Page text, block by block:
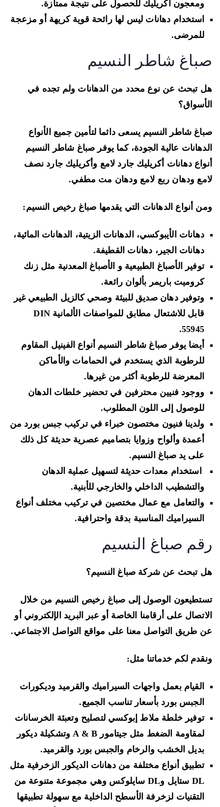
ومعجون أكريليك للحصول على نتيجة ممتازة.
استخدام دهانات ليس لها رائحة قوية كريهة أو مزعجة
للمرضى.
شاطر النسيم
تبحث عن نوع محدد من الدهانات ولم تجده في
شاطر النسيم يسعى دائما لتأمين جميع الأنواع
عالية الجودة، كما يوفر صباغ شاطر النسيم
دهانات أكريليك جارد لامع وأكريليك جارد نصف
ودهان ربع لامع ودهان مت مطفي.
أنواع الدهانات التي يقدمها صباغ رخيص النسيم:
دهانات الأيبوكسي، الدهانات الزيتية، الدهانات المائية،
دهانات الجير، دهانات القطيفة.
توفير الأصباغ الطبيعية و الأصباغ المعدنية مثل زنك
كروميت باريمر بألوان رائعة.
وتوفير دهان صديق للبيئة وصحي كالزيل الطبيعي غير
قابل للاشتعال مطابق للمواصفات الألمانية DIN
55945.
أيضا يوفر صباغ شاطر النسيم أنواع الفينيل المقاوم
للرطوبة الذي يستخدم في الحمامات والأماكن
المعرضة للرطوبة أكثر من غيرها.
ووجود فنيين محترفين في تحضير خلطات الدهان
للوصول إلى اللون المطلوب.
ولدينا فنيون مختصون خبراء في تركيب جبس بورد من
أعمدة وألواح وزوايا بتصاميم عصرية حديثة كل ذلك
على يد صباغ النسيم.
استخدام معدات حديثة لتسهيل عملية الدهان
والتشطيب الداخلي والخارجي للأبنية.
والتعامل مع عمال مختصين في تركيب مختلف أنواع
السيراميك المناسبة بدقة واحترافية.
صباغ النسيم
تبحث عن شركة صباغ النسيم؟
الوصول إلى صباغ رخيص النسيم من خلال
على أرقامنا الخاصة أو عبر البريد الإلكتروني أو
طريق التواصل معنا على مواقع التواصل الاجتماعي.
لكم خدماتنا مثل:
القيام بعمل واجهات السيراميك والقرميد وديكورات
الجبس بورد بأسعار تناسب الجميع.
توفير خلطة ملاط إبوكسي لتصليح وتعبئة الخرسانات
لمقاومة الضغط مثل جيتامور A & B وتشكيلة ديكور
بديل الخشب والرخام والجبس بورد والقرميد.
تطبيق أنواع مختلفة من دهانات الديكور الزخرفية مثل
ستايل وDLسايلوكس وهي مجموعة متنوعة من
التقنيات لزخرفة الأسطح الداخلية مع سهولة تطبيقها